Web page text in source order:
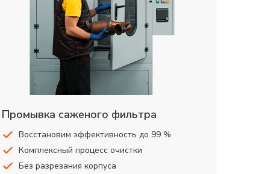
Промывка саженого фильтра
Восстановим эффективность до 99 %
Комплексный процесс очистки
Без разрезания корпуса